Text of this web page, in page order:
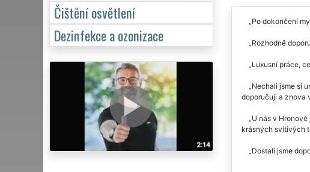
Po dokončení
Rozhodně
Luxusní práce,
Nechali jsme si
doporučuji a znova
U nás v
krásných svítivých
Dostali jsme
Čištění osvětlení
Dezinfekce a ozonizace